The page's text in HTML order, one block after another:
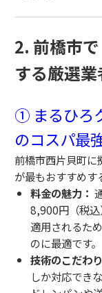
2. 前橋市
する厳選
① まるひろ
のコスパ最
前橋市西片貝町
が最もおすすめす
料金の魅力：
8,900円（税
適用されるた
のに最適です。
技術のこだわり
しか対応でき